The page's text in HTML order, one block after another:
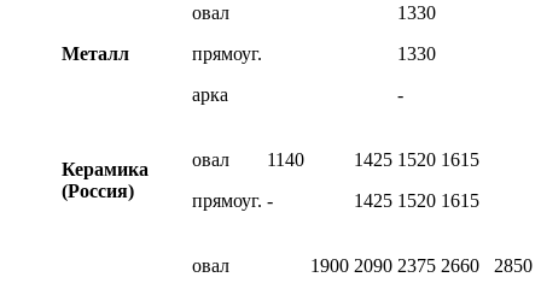
Металл
овал
прямоуг.
арка
1330
1330
-
Керамика
(Россия)
овал
прямоуг.
1140
-
1425
1425
1520
1520
1615
1615
овал
1900 2090 2375 2660
2850